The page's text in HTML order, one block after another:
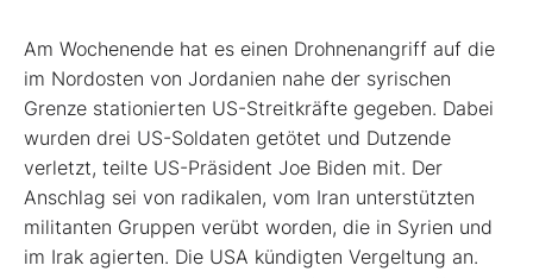
Am Wochenende hat es einen Drohnenangriff auf die
im Nordosten von Jordanien nahe der syrischen
Grenze stationierten US-Streitkräfte gegeben. Dabei
wurden drei US-Soldaten getötet und Dutzende
verletzt, teilte US-Präsident Joe Biden mit. Der
Anschlag sei von radikalen, vom Iran unterstützten
militanten Gruppen verübt worden, die in Syrien und
im Irak agierten. Die USA kündigten Vergeltung an.